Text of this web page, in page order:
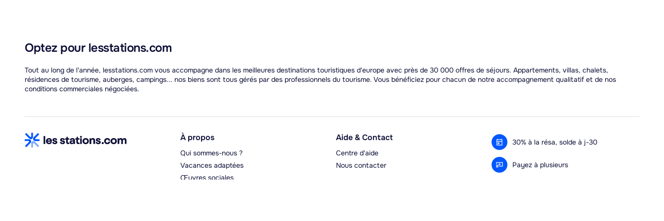
Optez pour lesstations.com
Tout au long de l'année, lesstations.com vous accompagne dans les meilleures destinations touristiques d'europe avec près de 30 000 offres de séjours. Appartements, villas, chalets,
résidences de tourisme, auberges, campings... nos biens sont tous gérés par des professionnels du tourisme. Vous bénéficiez pour chacun de notre accompagnement qualitatif et de nos
conditions commerciales négociées.
À propos
Qui sommes-nous ?
Vacances adaptées
Œuvres sociales
Aide & Contact
Centre d'aide
Nous contacter
30% à la résa, solde à j-30
Payez à plusieurs